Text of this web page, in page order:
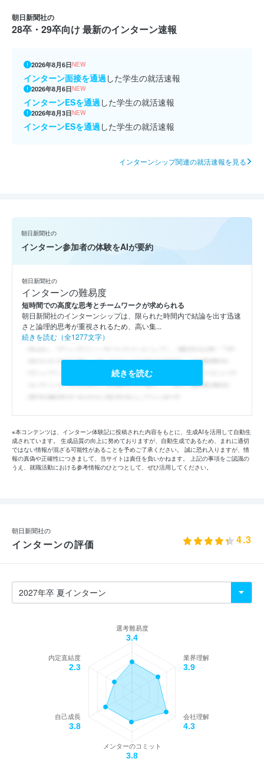
朝日新聞社の
28卒・29卒向け 最新のインターン速報
2026年8月6日NEW
インターン面接を通過 した学生の就活速報
2026年8月6日NEW
インターンESを通過 した学生の就活速報
2026年8月3日NEW
インターンESを通過 した学生の就活速報
インターンシップ関連の就活速報を見る
朝日新聞社の
インターン参加者の体験をAIが要約
朝日新聞社の
インターンの難易度
短時間での高度な思考とチームワークが求められる
朝日新聞社のインターンシップは、限られた時間内で結論を出す迅速
さと論理的思考が重視されるため、高い集...
続きを読む（全1277文字）
続きを読む
※本コンテンツは、インターン体験記に投稿された内容をもとに、生成AIを活用して自動生
成されています。 生成品質の向上に努めておりますが、自動生成であるため、まれに適切
ではない情報が混ざる可能性があることを予めご了承ください。 誠に恐れ入りますが、情
報の真偽や正確性につきまして、当サイトは責任を負いかねます。 上記の事項をご認識の
うえ、就職活動における参考情報のひとつとして、ぜひ活用してください。
朝日新聞社の
インターンの評価 4.3
選考難易度
3.4
業界理解
3.9
会社理解
4.3
メンターのコミット
3.8
自己成長
3.8
内定直結度
2.3